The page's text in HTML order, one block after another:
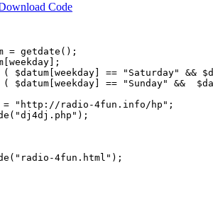
Code
= getdate();
== "Saturday" &&
== "Sunday" &&
= "http://radio-4fun.info/hp";
4fun.html");